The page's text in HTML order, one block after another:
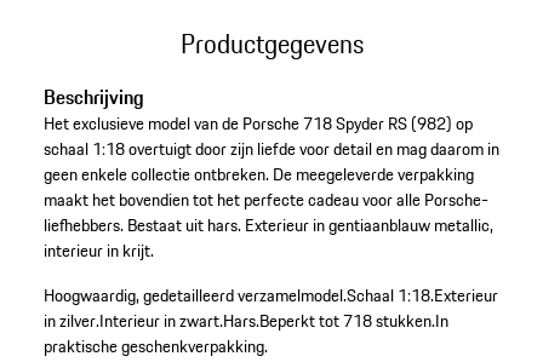
Productgegevens
Beschrijving
Het exclusieve model van de Porsche 718 Spyder RS (982) op
schaal 1:18 overtuigt door zijn liefde voor detail en mag daarom in
geen enkele collectie ontbreken. De meegeleverde verpakking
maakt het bovendien tot het perfecte cadeau voor alle Porsche-
liefhebbers. Bestaat uit hars. Exterieur in gentiaanblauw metallic,
interieur in krijt.
Hoogwaardig, gedetailleerd verzamelmodel.Schaal 1:18.Exterieur
in zilver.Interieur in zwart.Hars.Beperkt tot 718 stukken.In
praktische geschenkverpakking.